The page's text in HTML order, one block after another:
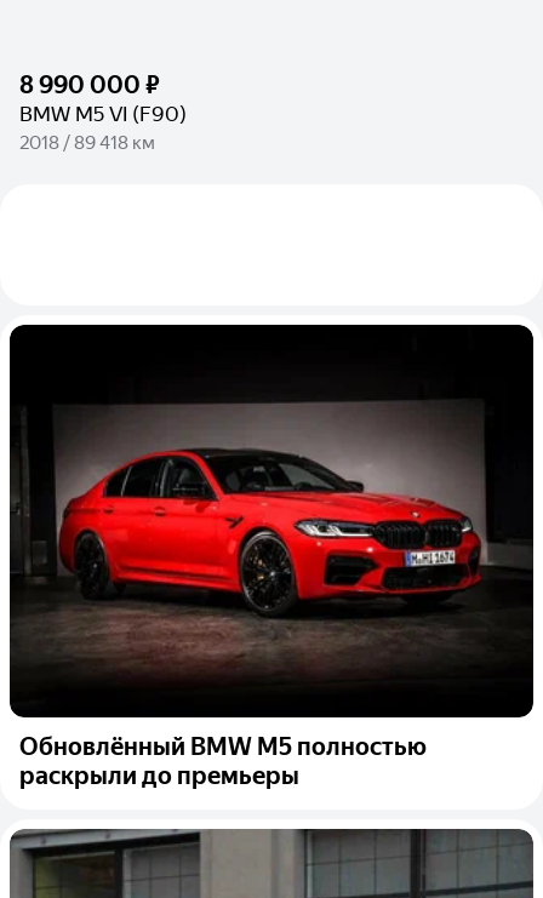
8 990 000 ₽
BMW M5 VI (F90)
2018 / 89 418 км
Обновлённый BMW M5 полностью
раскрыли до премьеры